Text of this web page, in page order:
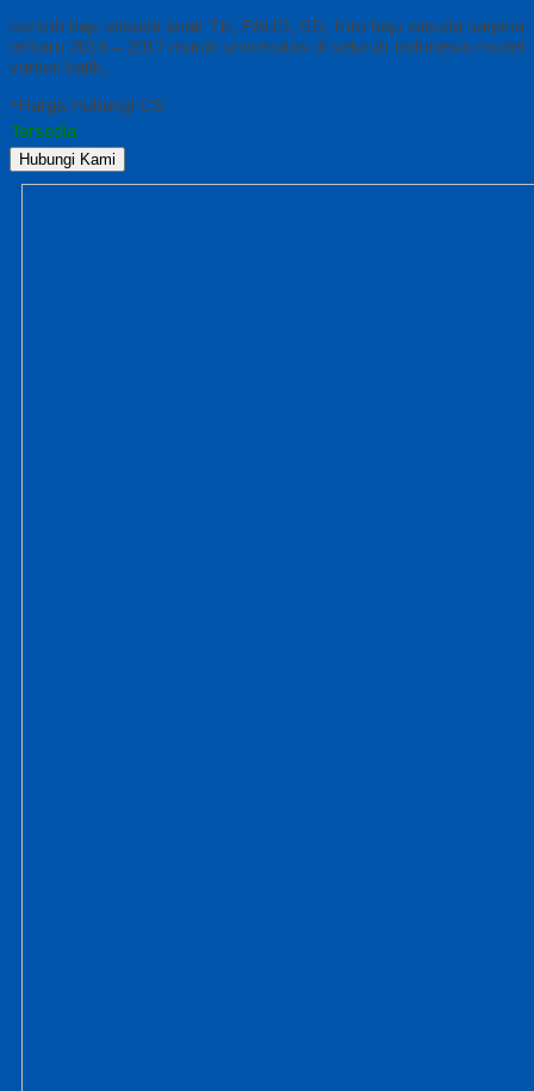
contoh baju wisuda anak TK, PAUD, SD, foto baju wisuda sarjana
terbaru 2016 – 2017 murah universitas di seluruh Indonesia model
variasi batik,
*Harga Hubungi CS
Tersedia
Hubungi Kami